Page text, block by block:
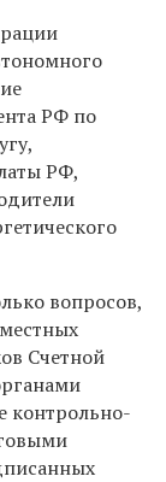
РФ по
РФ,
вопросов,
Счетной
контрольно-